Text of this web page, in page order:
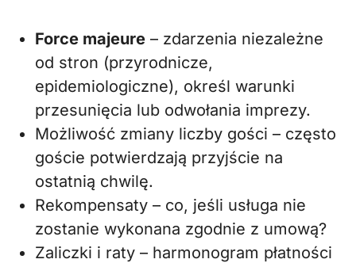
Force majeure – zdarzenia niezależne
od stron (przyrodnicze,
epidemiologiczne), określ warunki
przesunięcia lub odwołania imprezy.
Możliwość zmiany liczby gości – często
goście potwierdzają przyjście na
ostatnią chwilę.
Rekompensaty – co, jeśli usługa nie
zostanie wykonana zgodnie z umową?
Zaliczki i raty – harmonogram płatności